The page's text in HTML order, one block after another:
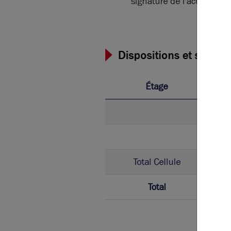
Dispositions et
Étage
Total Cellule
Total